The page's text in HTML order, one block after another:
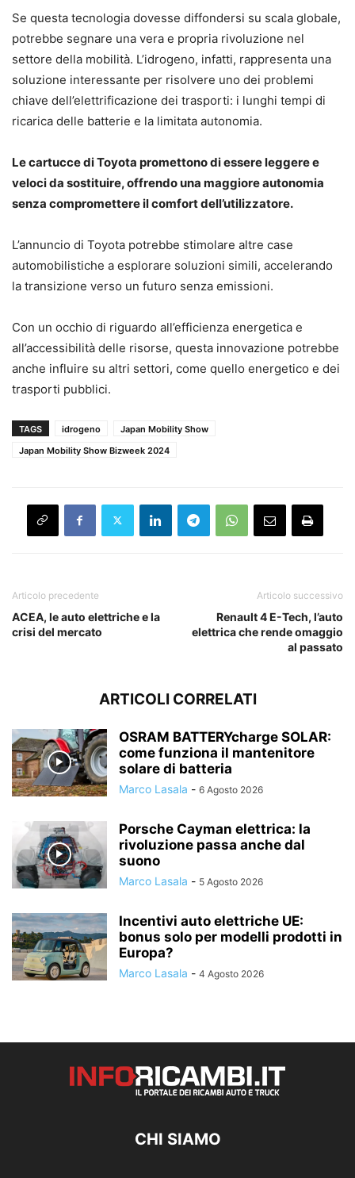
Se questa tecnologia dovesse diffondersi su scala globale,
potrebbe segnare una vera e propria rivoluzione nel
settore della mobilità. L’idrogeno, infatti, rappresenta una
soluzione interessante per risolvere uno dei problemi
chiave dell’elettrificazione dei trasporti: i lunghi tempi di
ricarica delle batterie e la limitata autonomia.
Le cartucce di Toyota promettono di essere leggere e
veloci da sostituire, offrendo una maggiore autonomia
senza compromettere il comfort dell’utilizzatore.
L’annuncio di Toyota potrebbe stimolare altre case
automobilistiche a esplorare soluzioni simili, accelerando
la transizione verso un futuro senza emissioni.
Con un occhio di riguardo all’efficienza energetica e
all’accessibilità delle risorse, questa innovazione potrebbe
anche influire su altri settori, come quello energetico e dei
trasporti pubblici.
TAGS idrogeno
Japan Mobility Show
Japan Mobility Show Bizweek 2024
Articolo precedente
ACEA, le auto elettriche e la
crisi del mercato
Articolo successivo
Renault 4 E-Tech, l’auto
elettrica che rende omaggio
al passato
ARTICOLI CORRELATI
OSRAM BATTERYcharge SOLAR:
come funziona il mantenitore
solare di batteria
Marco Lasala - 6 Agosto 2026
Porsche Cayman elettrica: la
rivoluzione passa anche dal
suono
Marco Lasala - 5 Agosto 2026
Incentivi auto elettriche UE:
bonus solo per modelli prodotti in
Europa?
Marco Lasala - 4 Agosto 2026
CHI SIAMO